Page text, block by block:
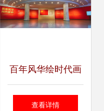
百年风华绘时代画
卷，红色经典映初
查看详情